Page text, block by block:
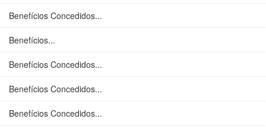
Benefícios Concedidos...
Benefícios...
Benefícios Concedidos...
Benefícios Concedidos...
Benefícios Concedidos...